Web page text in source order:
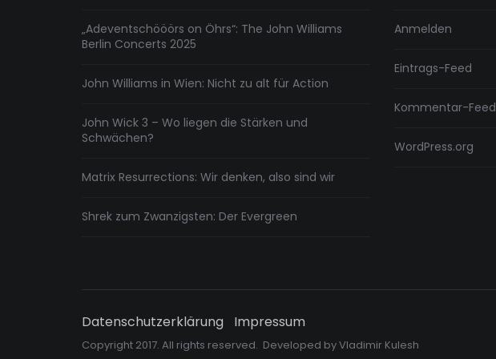
„Adeventschööörs on Öhrs“: The John Williams
Berlin Concerts 2025
John Williams in Wien: Nicht zu alt für Action
John Wick 3 – Wo liegen die Stärken und
Schwächen?
Matrix Resurrections: Wir denken, also sind wir
Shrek zum Zwanzigsten: Der Evergreen
Anmelden
Eintrags-Feed
Kommentar-Feed
WordPress.org
Datenschutzerklärung Impressum
Copyright 2017. All rights reserved. Developed byVladimir Kulesh